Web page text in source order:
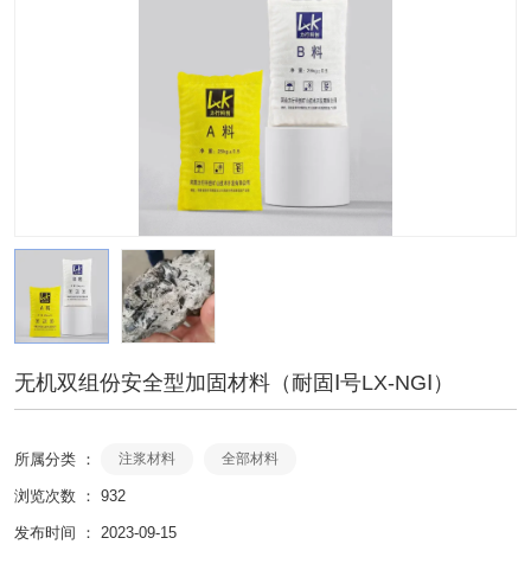
无机双组份安全型加固材料（耐固Ⅰ号LX-NGⅠ）
所属分类 ： 注浆材料 全部材料
浏览次数 ： 932
发布时间 ： 2023-09-15